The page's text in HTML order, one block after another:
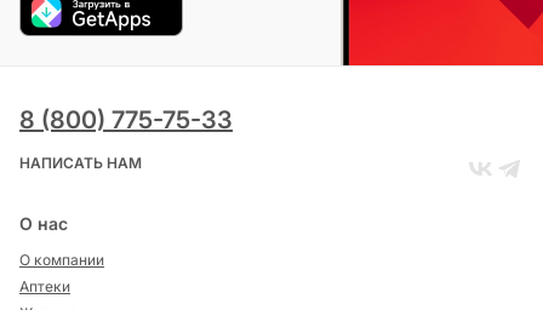
8 (800) 775-75-33
НАПИСАТЬ НАМ
О нас
О компании
Аптеки